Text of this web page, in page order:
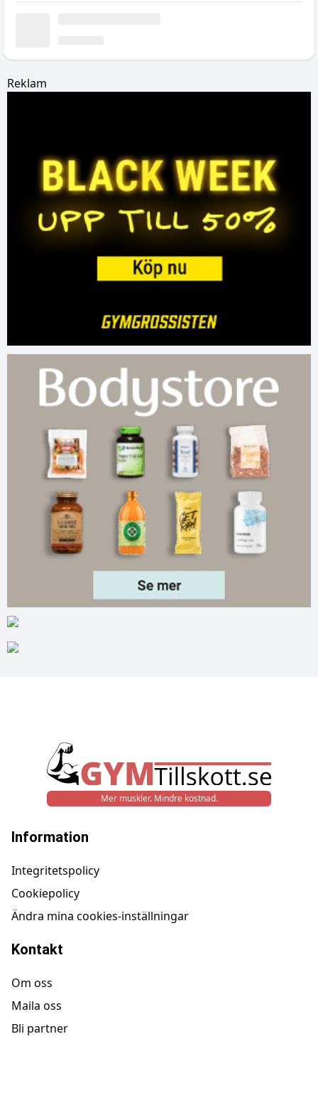
Reklam
Mer muskler. Mindre kostnad.
Information
Integritetspolicy
Cookiepolicy
Ändra mina cookies-inställningar
Kontakt
Om oss
Maila oss
Bli partner